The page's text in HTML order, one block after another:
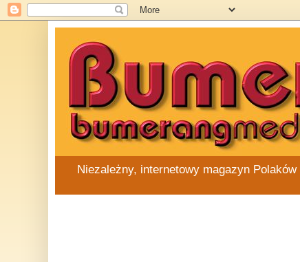
Niezależny, internetowy magazyn